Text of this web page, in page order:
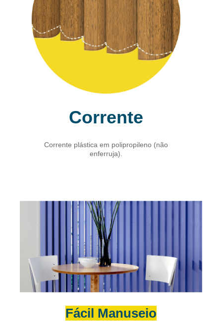
Corrente
Corrente plástica em polipropileno (não
enferruja).
Fácil Manuseio